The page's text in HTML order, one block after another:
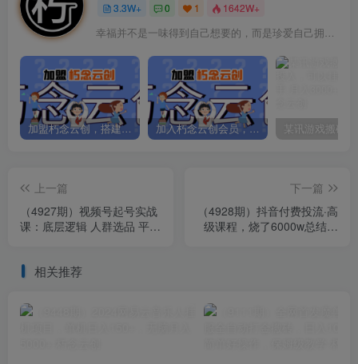
3.3W+ 0 1 1642W+
幸福并不是一味得到自己想要的，而是珍爱自己拥有的
加盟朽念云创，搭建同款项目资源站，实现日入2000+ 加入朽念云创会员，全站资源免费学习。
上一篇
（4927期）视频号起号实战
课：底层逻辑 人群选品 平台
下一篇
（4928期）抖音付费投流·高
级课程，烧了6000w总结了
相关推荐